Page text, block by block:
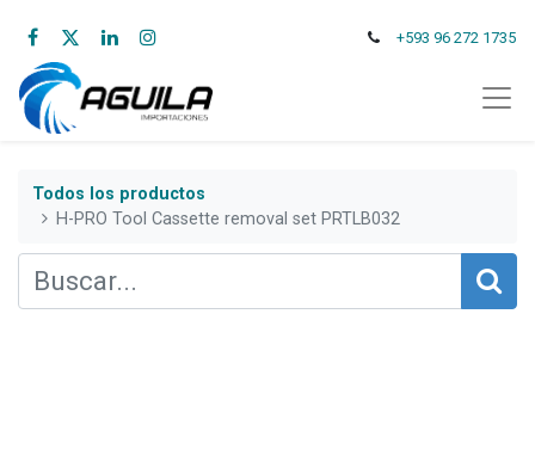
+593 96 272 1735
Todos los productos
H-PRO Tool Cassette removal set PRTLB032